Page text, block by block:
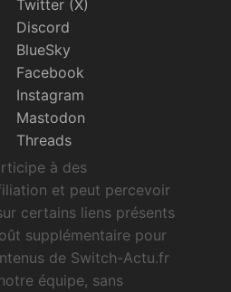
Twitter (X)
Discord
BlueSky
Facebook
Instagram
Mastodon
Threads
à des
et peut percevoir
certains liens présents
supplémentaire pour
de Switch-Actu.fr
équipe, sans